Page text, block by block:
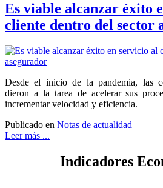
Es viable alcanzar éxito
cliente dentro del sector
Desde el inicio de la pandemia, las
dieron a la tarea de acelerar sus
incrementar velocidad y eficiencia.
Publicado en Notas de actualidad
Leer más ...
Indicadores